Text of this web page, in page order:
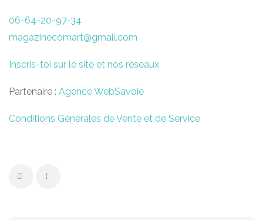
06-64-20-97-34
magazinecomart@gmail.com
Inscris-toi sur le site et nos réseaux
Partenaire : Agence WebSavoie
Conditions Générales de Vente et de Service